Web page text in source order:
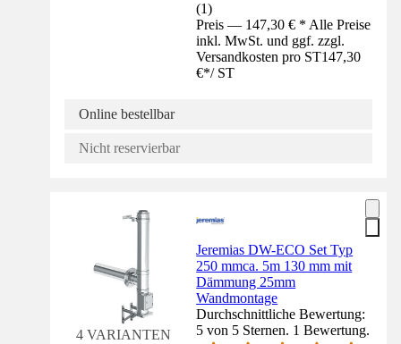
(1)
Preis — 147,30 € * Alle Preise
inkl. MwSt. und ggf. zzgl.
Versandkosten pro ST147,30
€*/ ST
Online bestellbar
Nicht reservierbar
4 VARIANTEN
Jeremias DW-ECO Set Typ
250 mmca. 5m 130 mm mit
Dämmung 25mm
Wandmontage
Durchschnittliche Bewertung:
5 von 5 Sternen. 1 Bewertung.